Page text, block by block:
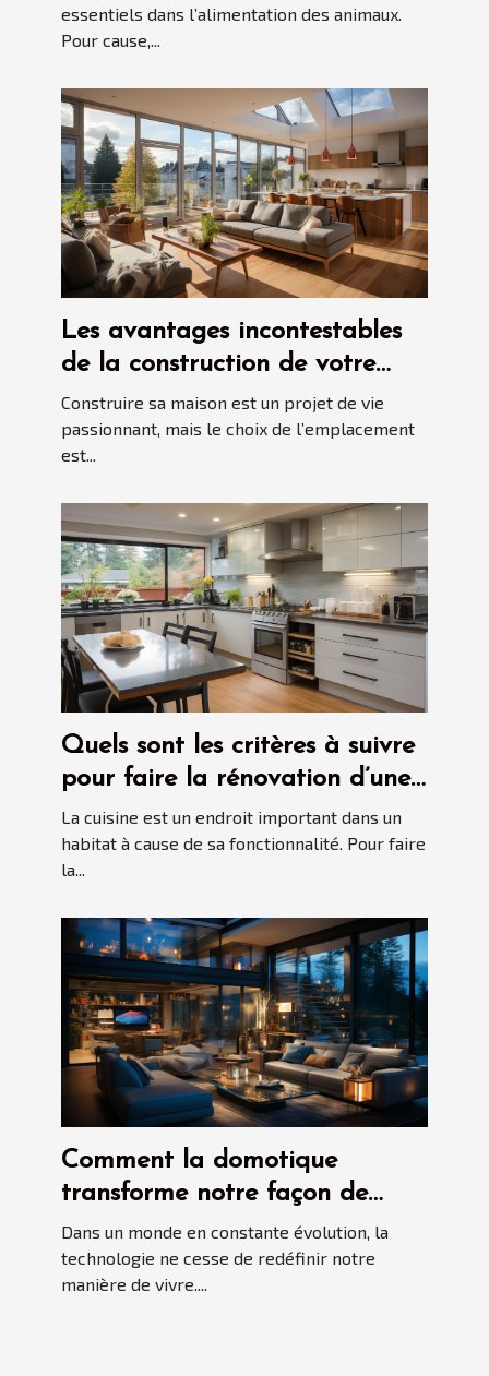
essentiels dans l’alimentation des animaux.
Pour cause,...
Les avantages incontestables
de la construction de votre
maison à Blois
Construire sa maison est un projet de vie
passionnant, mais le choix de l’emplacement
est...
Quels sont les critères à suivre
pour faire la rénovation d’une
cuisine dans votre habitat ?
La cuisine est un endroit important dans un
habitat à cause de sa fonctionnalité. Pour faire
la...
Comment la domotique
transforme notre façon de
vivre ?
Dans un monde en constante évolution, la
technologie ne cesse de redéfinir notre
manière de vivre....